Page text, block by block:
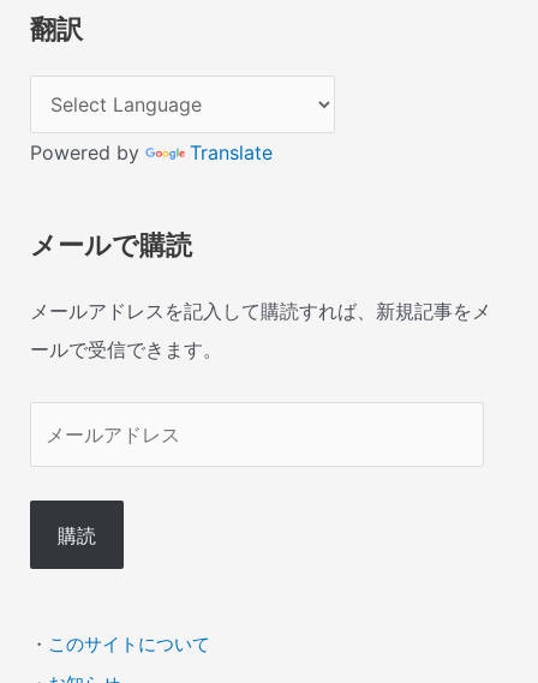
翻訳
Powered by Translate
メールで購読
メールアドレスを記入して購読すれば、新規記事をメ
ールで受信できます。
ル
ド
ス
購読
・ このサイトについて